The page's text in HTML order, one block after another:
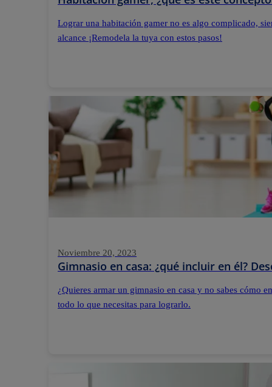
Lograr una habitación gamer no es algo complicado,
alcance ¡Remodela la tuya con estos pasos!
Noviembre 20, 2023
Gimnasio en casa: ¿qué incluir en él?
¿Quieres armar un gimnasio en casa y no sabes cómo
todo lo que necesitas para lograrlo.